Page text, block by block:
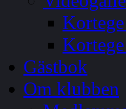
Gästbok
Om klubben